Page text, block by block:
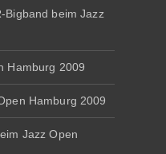
Bigband beim Jazz
Hamburg 2009
Hamburg 2009
Jazz Open